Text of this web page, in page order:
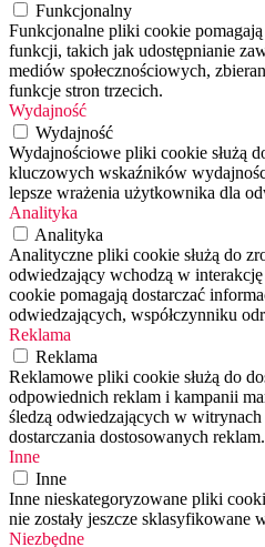
Funkcjonalny
Funkcjonalne pliki cookie
funkcji, takich jak udostępnianie
mediów społecznościowych,
funkcje stron trzecich.
Wydajność
Wydajność
Wydajnościowe pliki cookie służą
kluczowych wskaźników
lepsze wrażenia użytkownika dla
Analityka
Analityka
Analityczne pliki cookie służą do
odwiedzający wchodzą w
cookie pomagają dostarczać
odwiedzających, współczynniku
Reklama
Reklama
Reklamowe pliki cookie służą do
odpowiednich reklam i kampanii
śledzą odwiedzających w
dostarczania dostosowanych reklam.
Inne
Inne
Inne nieskategoryzowane pliki
nie zostały jeszcze sklasyfikowane
Niezbędne